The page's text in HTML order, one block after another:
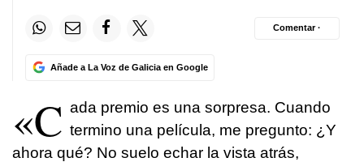
Añade a La Voz de Galicia en Google
Comentar ·
«C ada premio es una sorpresa. Cuando
termino una película, me pregunto: ¿Y
ahora qué? No suelo echar la vista atrás,